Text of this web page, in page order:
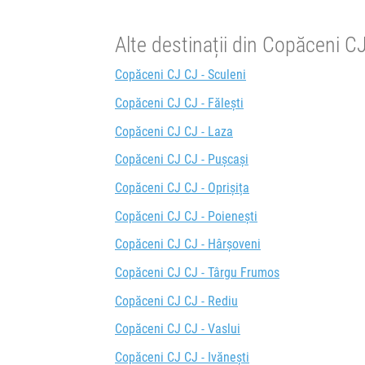
11 h53 min
L
Alte destinații din Copăceni
Copăceni CJ CJ - Sculeni
Copăceni CJ CJ - Fălești
Copăceni CJ CJ - Laza
Copăceni CJ CJ - Pușcași
Copăceni CJ CJ - Oprișița
Copăceni CJ CJ - Poienești
Copăceni CJ CJ - Hârșoveni
Copăceni CJ CJ - Târgu Frumos
Copăceni CJ CJ - Rediu
Copăceni CJ CJ - Vaslui
Copăceni CJ CJ - Ivănești